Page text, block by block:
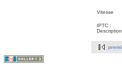
Vitesse
IPTC :
Description